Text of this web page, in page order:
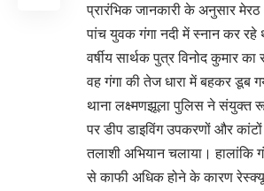
प्रारंभिक जानकारी के अनुसार
पांच युवक गंगा नदी में स्नान कर रहे
वर्षीय सार्थक पुत्र विनोद कुमार
वह गंगा की तेज धारा में बहकर
थाना लक्ष्मणझूला पुलिस ने संयुक्त
पर डीप डाइविंग उपकरणों और
तलाशी अभियान चलाया। हालांकि
से काफी अधिक होने के कारण रेस्क्यू